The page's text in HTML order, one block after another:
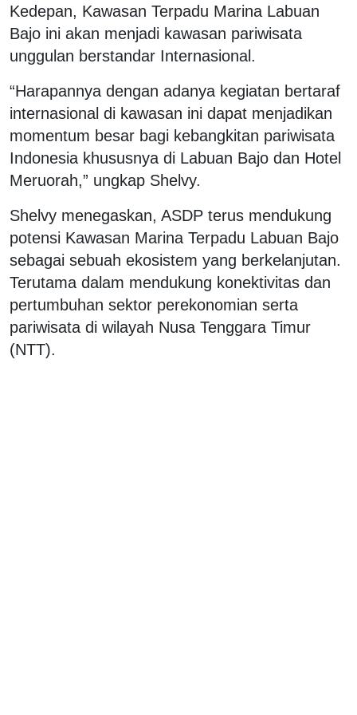
Kedepan, Kawasan Terpadu Marina Labuan
Bajo ini akan menjadi kawasan pariwisata
unggulan berstandar Internasional.
“Harapannya dengan adanya kegiatan bertaraf
internasional di kawasan ini dapat menjadikan
momentum besar bagi kebangkitan pariwisata
Indonesia khususnya di Labuan Bajo dan Hotel
Meruorah,” ungkap Shelvy.
Shelvy menegaskan, ASDP terus mendukung
potensi Kawasan Marina Terpadu Labuan Bajo
sebagai sebuah ekosistem yang berkelanjutan.
Terutama dalam mendukung konektivitas dan
pertumbuhan sektor perekonomian serta
pariwisata di wilayah Nusa Tenggara Timur
(NTT).